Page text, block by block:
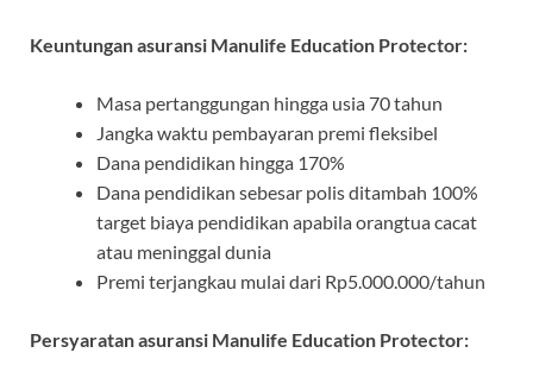
Keuntungan asuransi Manulife Education Protector:
Masa pertanggungan hingga usia 70 tahun
Jangka waktu pembayaran premi fleksibel
Dana pendidikan hingga 170%
Dana pendidikan sebesar polis ditambah 100%
target biaya pendidikan apabila orangtua cacat
atau meninggal dunia
Premi terjangkau mulai dari Rp5.000.000/tahun
Persyaratan asuransi Manulife Education Protector: